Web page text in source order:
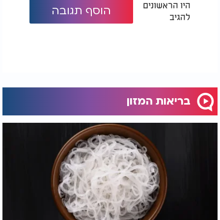
מהם עשירים בסוכרים מוספים, פחמימות מזוקקות,
נתרן ושומנים לא בריאים, ובמקביל דלים בסיבים
שמחפש משקה תוסס, במקום משקאות עתירי סוכר.
ד"ר רחימי הסביר כי "סוכר נוזלי עוקף את מנגנוני
השובע הטבעיים, כך שילדים צורכים כמויות גדולות של
קלוריות מבלי להרגיש שבעים. פחית אחת של משקה
קל יכולה לעבור בקלות את כמות הסוכר היומית
המומלצת לילד. עודף הסוכר הזה מאלץ את הכבד
להפוך אותו לשומן, מעלה את רמות הטריגליצרידים,
שהם שומנים בדם, ומגדיל את הסיכון לעמידות
לאינסולין ולמחלות לב בגיל צעיר".
בנוסף, מציינים הקרדיולוגים כי גם מיצי פירות, דגני
היו הראשונים
להגיב
הוסף תגובה
בריאות המזון